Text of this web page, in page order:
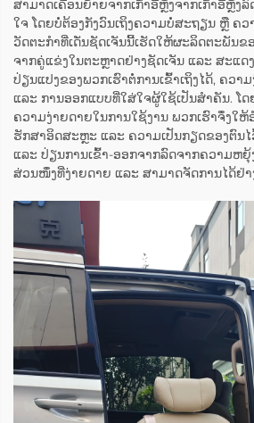
ສາມາດເຄື່ອນຍ້າຍຈາກເກົ້າອີ້ຫຼັງຈາກເກົ້າອີ້ຫຼັງ
ໃຈ ໂດຍບໍ່ຕ້ອງກັງວົນເຖິງຄວາມບໍ່ສະຖຽນ ຫຼື ຄ
ວັດຕະກຳທີ່ເດັ່ນຊັດເຈັນນີ້ເຮັດໃຫ້ຜະລິດຕະພັນຂ
ຈາກຄູ່ແຂ່ງໃນຕະຫຼາດຢ່າງຊັດເຈັນ ແລະ ສະແດ
ປ່ຽນແປງຂອງພວກເຮົາຕໍ່ການເຂົ້າເຖິງໄດ້, ຄວາ
ແລະ ການອອກແບບທີ່ໃສ່ໃຈຜູ້ໃຊ້ເປັນສຳຄັນ. ໂ
ຄວາມງ່າຍດາຍໃນການໃຊ້ງານ ພວກເຮົາຈຶ່ງໃ
ຮັກສາອິດສະຫຼະ ແລະ ຄວາມເປັນກຽດຂອງຕົນໄ
ແລະ ປ່ຽນການເຂົ້າ-ອອກຈາກລົດຈາກຄວາມຫ
ສ່ວນໜຶ່ງທີ່ງ່າຍດາຍ ແລະ ສາມາດຈັດການໄດ້ຢ່າ